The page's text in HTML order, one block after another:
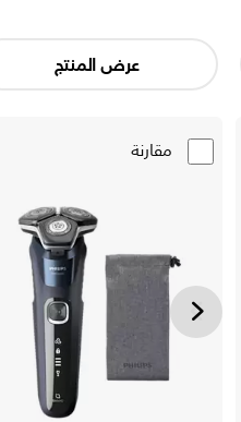
عرض المنتج
مقارنة